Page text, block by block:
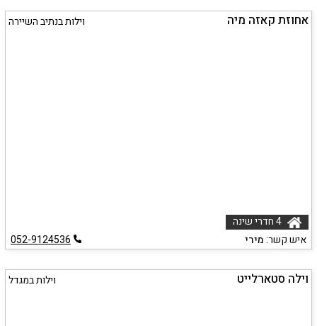
אחוזת קאזה מיה וילות בנתיב השיירה
איש קשר:מירי 052-9124536
וילה סטארלייט וילות במגדל